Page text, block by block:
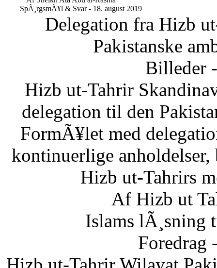
SpÃ¸rgsmÃ¥l & Svar - 18. august 2019
Delegation fra Hizb
Pakistanske
Billeder
Hizb ut-Tahrir
delegation til den
FormÃ¥let med
kontinuerlige
Hizb ut-Tahrirs
Af Hizb ut
Islams lÃ¸sning
Foredrag